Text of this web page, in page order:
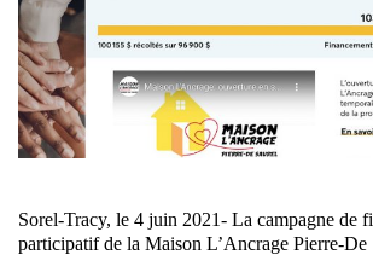
Sorel-Tracy, le 4 juin 2021- La campagne de
participatif de la Maison L’Ancrage Pierre-De